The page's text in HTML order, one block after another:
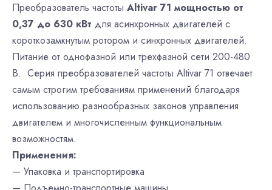
Преобразователь частоты Altivar 71 мощностью от
0,37 до 630 кВт для асинхронных двигателей с
короткозамкнутым ротором и синхронных двигателей.
Питание от однофазной или трехфазной сети 200-480
В. Серия преобразователей частоты Altivar 71 отвечает
самым строгим требованиям применений благодаря
использованию разнообразных законов управления
двигателем и многочисленным функциональным
возможностям.
Применения:
— Упаковка и транспортировка